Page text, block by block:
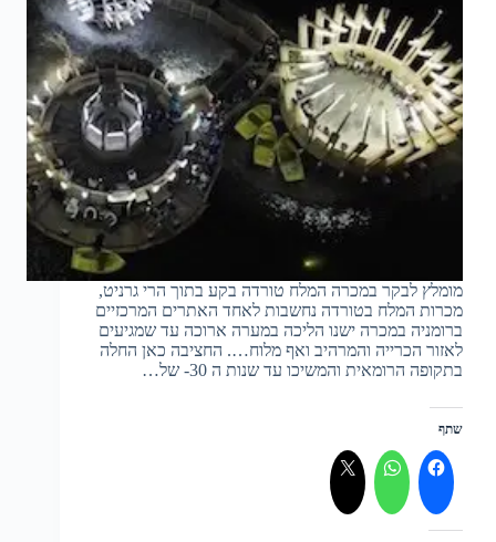
מומלץ לבקר במכרה המלח טורדה בקע בתוך הרי גרניט,
מכרות המלח בטורדה נחשבות לאחד האתרים המרכזיים
ברומניה במכרה ישנו הליכה במערה ארוכה עד שמגיעים
לאזור הכרייה והמרהיב ואף מלוח…. החציבה כאן החלה
בתקופה הרומאית והמשיכו עד שנות ה 30- של…
שתף